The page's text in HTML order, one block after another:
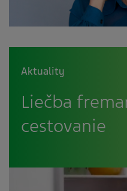
Aktuality
Liečba
cestovanie